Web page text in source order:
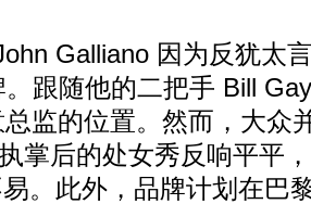
Galliano 因为反犹太
跟随他的二把手 Bill
监的位置。然而，大众
掌后的处女秀反响平平
。此外，品牌计划在巴